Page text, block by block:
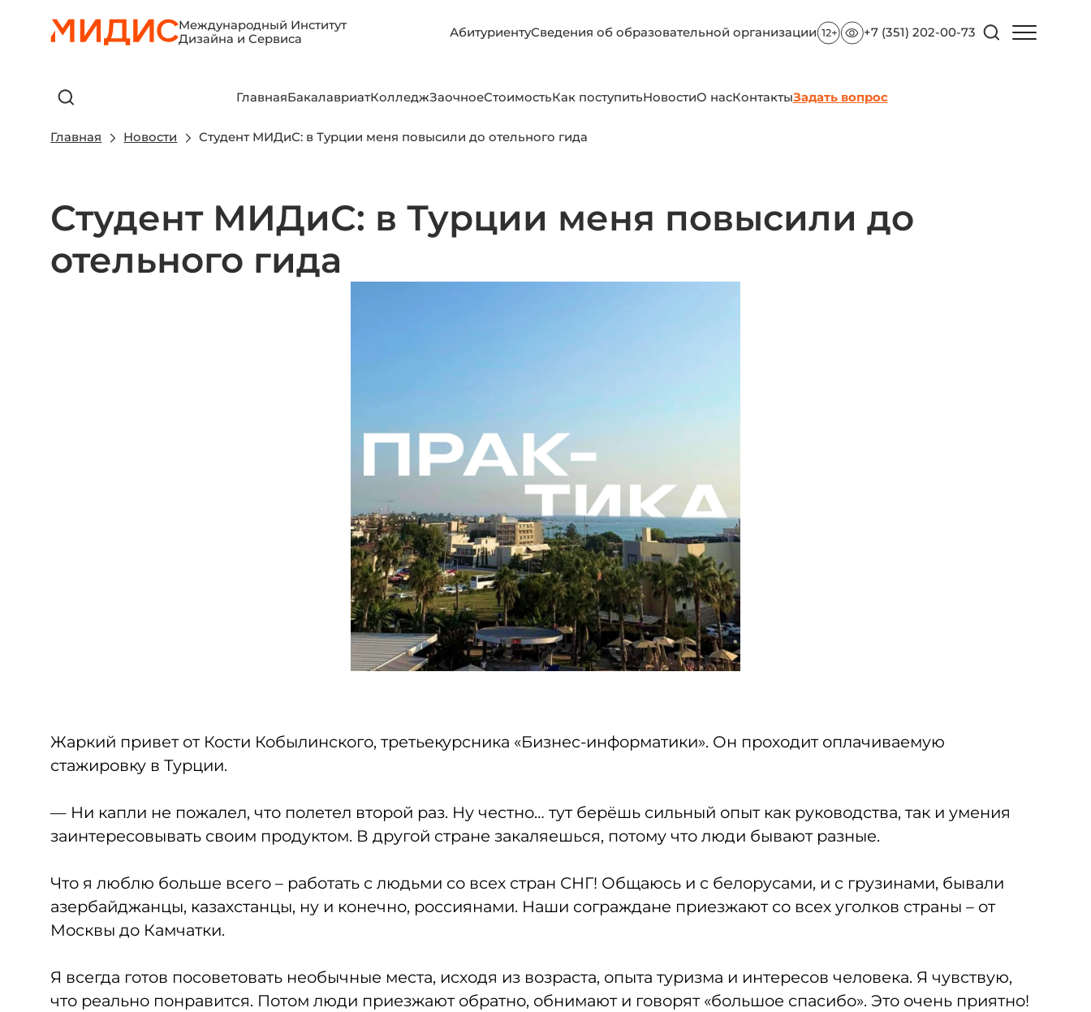
Международный Институт
Дизайна и Сервиса
АбитуриентуСведения об образовательной организации +7 (351) 202-00-73
ГлавнаяБакалавриатКолледжЗаочноеСтоимостьКак поступитьНовостиО насКонтактыЗадать вопрос
Главная Новости Студент МИДиС: в Турции меня повысили до отельного гида
Студент МИДиС: в Турции меня повысили до
отельного гида
Жаркий привет от Кости Кобылинского, третьекурсника «Бизнес-информатики». Он проходит оплачиваемую
стажировку в Турции.
— Ни капли не пожалел, что полетел второй раз. Ну честно… тут берёшь сильный опыт как руководства, так и умения
заинтересовывать своим продуктом. В другой стране закаляешься, потому что люди бывают разные.
Что я люблю больше всего – работать с людьми со всех стран СНГ! Общаюсь и с белорусами, и с грузинами, бывали
азербайджанцы, казахстанцы, ну и конечно, россиянами. Наши сограждане приезжают со всех уголков страны – от
Москвы до Камчатки.
Я всегда готов посоветовать необычные места, исходя из возраста, опыта туризма и интересов человека. Я чувствую,
что реально понравится. Потом люди приезжают обратно, обнимают и говорят «большое спасибо». Это очень приятно!